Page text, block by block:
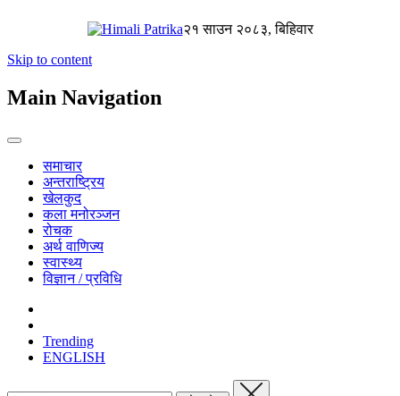
२१ साउन २०८३, बिहिवार
Skip to content
Main Navigation
समाचार
अन्तराष्ट्रिय
खेलकुद
कला मनोरञ्जन
रोचक
अर्थ वाणिज्य
स्वास्थ्य
विज्ञान / प्रविधि
Trending
ENGLISH